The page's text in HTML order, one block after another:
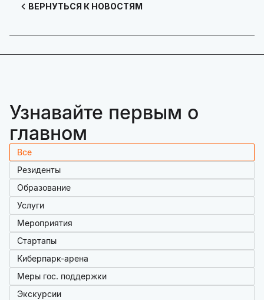
ВЕРНУТЬСЯ К НОВОСТЯМ
Узнавайте первым о
главном
Все
Резиденты
Образование
Услуги
Мероприятия
Стартапы
Киберпарк-арена
Меры гос. поддержки
Экскурсии